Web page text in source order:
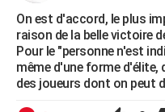
On est d'accord, le plus
raison de la belle victoire
Pour le "personne n'est
même d'une forme d'élite,
des joueurs dont on peut